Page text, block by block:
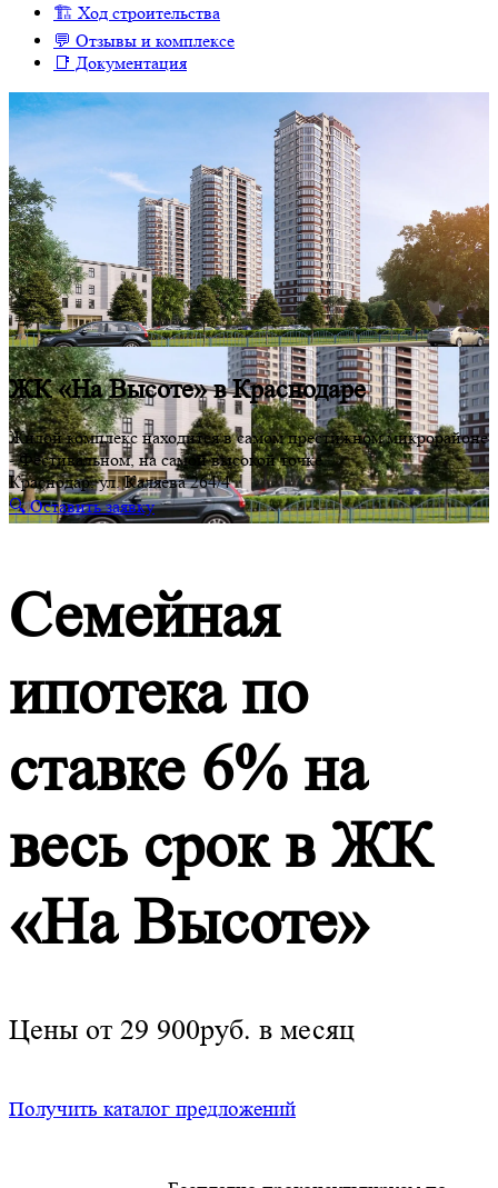
🏗 Ход строительства
💬 Отзывы и комплексе
📑 Документация
ЖК «На Высоте» в Краснодаре
Жилой комплекс находится в самом престижном микрорайоне
- Фестивальном, на самой высокой точке
Краснодар, ул. Каляева 264/4
🔍 Оставить заявку
Семейная
ипотека по
ставке 6% на
весь срок в ЖК
«На Высоте»
Цены от 29 900руб. в месяц
Получить каталог предложений